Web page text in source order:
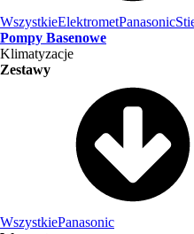
WszystkieElektrometPanasonic
Pompy Basenowe
Klimatyzacje
Zestawy
WszystkiePanasonic